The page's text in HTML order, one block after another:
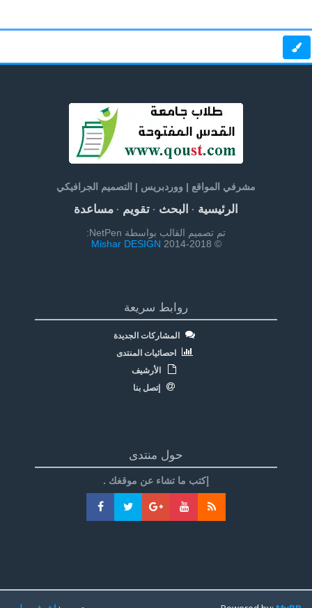
مشرفي المواقع | ووردبريس | التصميم الجرافيكي
الرئيسية· البحث· تقويم· مساعدة
تم تصميم القالب بواسطة NetPen:
© 2014-2018
Mishar DESIGN
روابط سريعة
المشاركات الجديدة
احصائيات المنتدى
الأرشيف
إتصل بنا
حول منتدى
إكتب ما تشاء عن موقغك .